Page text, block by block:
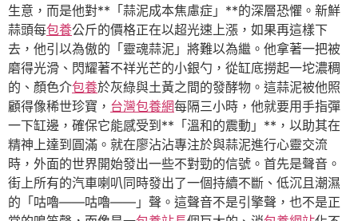
生意，而是他對**「蒜泥成本焦慮症」**的深層恐懼。新鮮
蒜頭每包養公斤的價格正在以超光速上漲，如果再這樣下
去，他引以為傲的「靈魂蒜泥」將難以為繼。他拿著一把被
磨得光滑、閃耀著不祥光芒的小銀勺，從缸底撈起一坨濃稠
的、顏色介包養於灰綠與土黃之間的發酵物。這蒜泥被他照
顧得像稀世珍寶， 台灣包養網每隔三小時，他就要用手指彈
一下缸邊，確保它能感受到**「溫和的震動」**，以助其在
精神上達到圓滿。就在廖沾沾專注於與蒜泥進行心靈交流
時，外面的世界開始發出一些不對勁的信號。首先是聲音。
街上所有的汽車喇叭同時發出了一個持續不斷、低沉且潮濕
的「咕嚕——咕嚕——」聲。這聲音不是引擎聲，也不是正